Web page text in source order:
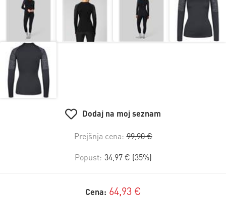
Dodaj na moj seznam
Prejšnja cena: 99,90 €
Popust: 34,97 € (35%)
Cena: 64,93 €